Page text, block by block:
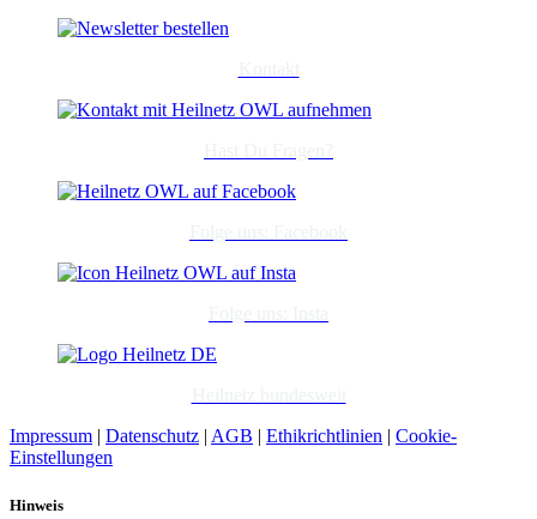
Impressum | Datenschutz | AGB | Ethikrichtlinien | Cookie-
Einstellungen
Hinweis